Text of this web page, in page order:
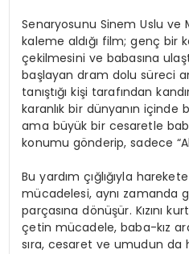
Senaryosunu Sinem Uslu ve
kaleme aldığı film; genç bir
çekilmesini ve babasına
başlayan dram dolu süreci
tanıştığı kişi tarafından
karanlık bir dünyanın içinde
ama büyük bir cesaretle
konumu gönderip, sadece
Bu yardım çığlığıyla
mücadelesi, aynı zamanda
parçasına dönüşür. Kızını
çetin mücadele, baba-kız
sıra, cesaret ve umudun da